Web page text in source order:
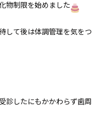
物制限を始めました
して後は体調管理を気をつ
診したにもかかわらず歯周